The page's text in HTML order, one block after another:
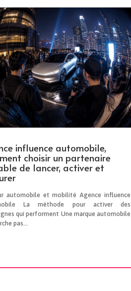
influence automobile,
choisir un partenaire
de lancer, activer et
automobile et mobilité Agence influence
La méthode pour activer des
qui performent Une marque automobile
pas...